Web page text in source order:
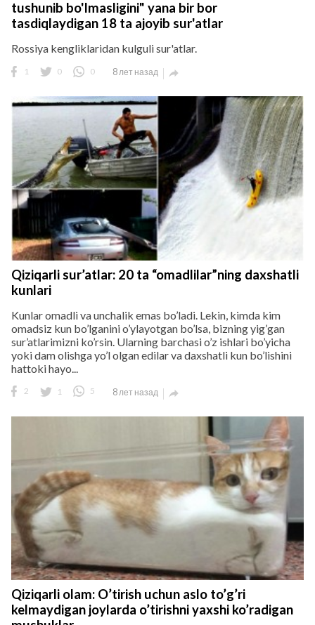
tushunib bo'lmasligini" yana bir bor
tasdiqlaydigan 18 ta ajoyib sur'atlar
Rossiya kengliklaridan kulguli sur'atlar.
1 0 0 8 лет назад 
Qiziqarli sur’atlar: 20 ta “omadlilar”ning daxshatli
kunlari
Kunlar omadli va unchalik emas bo’ladi. Lekin, kimda kim
omadsiz kun bo’lganini o’ylayotgan bo’lsa, bizning yig’gan
sur’atlarimizni ko’rsin. Ularning barchasi o’z ishlari bo’yicha
yoki dam olishga yo’l olgan edilar va daxshatli kun bo’lishini
hattoki hayo...
2 1 5 8 лет назад 
Qiziqarli olam: O’tirish uchun aslo to’g’ri
kelmaydigan joylarda o’tirishni yaxshi ko’radigan